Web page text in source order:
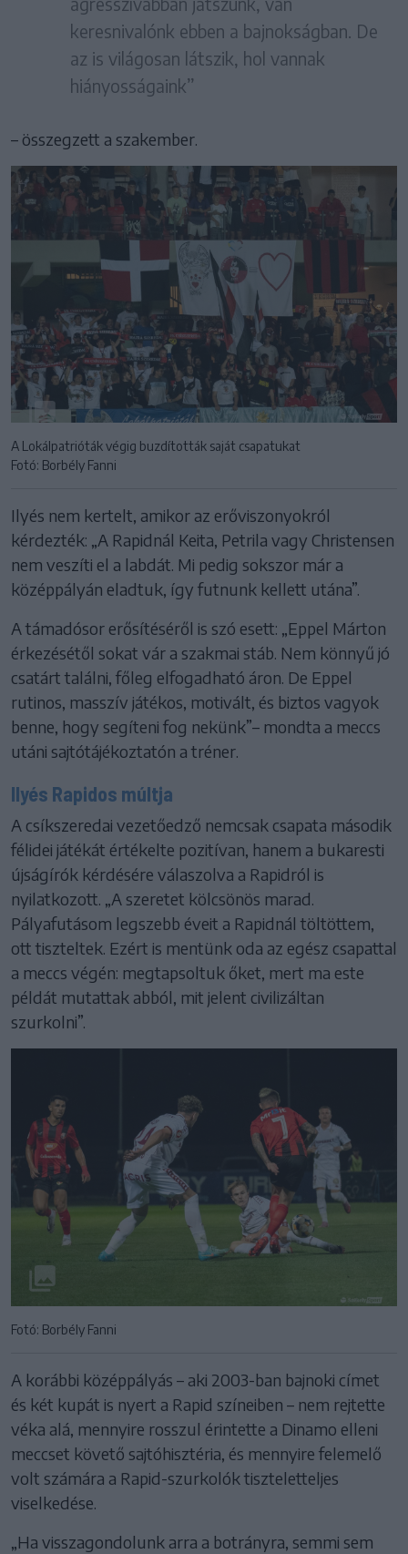
keresnivalónk ebben a bajnokságban. De
az is világosan látszik, hol vannak
hiányosságaink”
– összegzett a szakember.
A Lokálpatrióták végig buzdították saját csapatukat
Fotó: Borbély Fanni
Ilyés nem kertelt, amikor az erőviszonyokról
kérdezték: „A Rapidnál Keita, Petrila vagy Christensen
nem veszíti el a labdát. Mi pedig sokszor már a
középpályán eladtuk, így futnunk kellett utána”.
A támadósor erősítéséről is szó esett: „Eppel Márton
érkezésétől sokat vár a szakmai stáb. Nem könnyű jó
csatárt találni, főleg elfogadható áron. De Eppel
rutinos, masszív játékos, motivált, és biztos vagyok
benne, hogy segíteni fog nekünk”– mondta a meccs
utáni sajtótájékoztatón a tréner.
Ilyés Rapidos múltja
A csíkszeredai vezetőedző nemcsak csapata második
félidei játékát értékelte pozitívan, hanem a bukaresti
újságírók kérdésére válaszolva a Rapidról is
nyilatkozott. „A szeretet kölcsönös marad.
Pályafutásom legszebb éveit a Rapidnál töltöttem,
ott tiszteltek. Ezért is mentünk oda az egész csapattal
a meccs végén: megtapsoltuk őket, mert ma este
példát mutattak abból, mit jelent civilizáltan
szurkolni”.
Fotó: Borbély Fanni
A korábbi középpályás – aki 2003-ban bajnoki címet
és két kupát is nyert a Rapid színeiben – nem rejtette
véka alá, mennyire rosszul érintette a Dinamo elleni
meccset követő sajtóhisztéria, és mennyire felemelő
volt számára a Rapid-szurkolók tiszteletteljes
viselkedése.
„Ha visszagondolunk arra a botrányra, semmi sem